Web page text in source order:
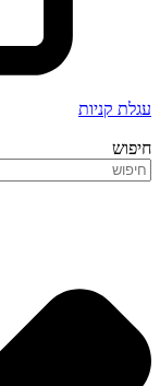
עגלת קניות
חיפוש